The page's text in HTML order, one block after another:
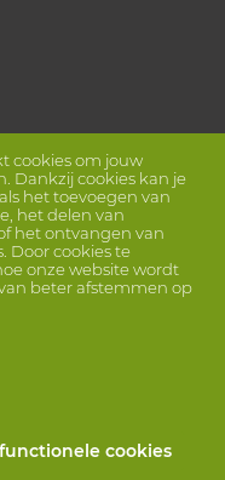
cookies om jouw
Dankzij cookies kan je
het toevoegen van
het delen van
het ontvangen van
Door cookies te
onze website wordt
beter afstemmen op
cookies
Sessie info